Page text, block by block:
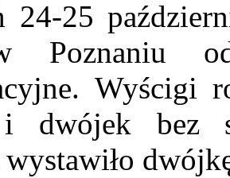
24-25
Poznaniu
Wyścigi
dwójek bez